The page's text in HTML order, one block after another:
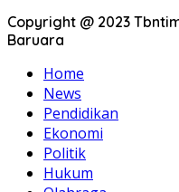
Copyright @ 2023
Baruara
Home
News
Pendidikan
Ekonomi
Politik
Hukum